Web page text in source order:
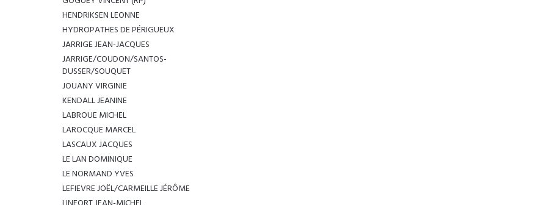
HENDRIKSEN LEONNE
HYDROPATHES DE PÉRIGUEUX
JARRIGE JEAN-JACQUES
JARRIGE/COUDON/SANTOS-
DUSSER/SOUQUET
JOUANY VIRGINIE
KENDALL JEANINE
LABROUE MICHEL
LAROCQUE MARCEL
LASCAUX JACQUES
LE LAN DOMINIQUE
LE NORMAND YVES
LEFIEVRE JOËL/CARMEILLE JÉRÔME